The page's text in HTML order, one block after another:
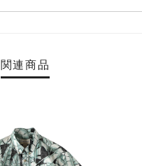
関連商品